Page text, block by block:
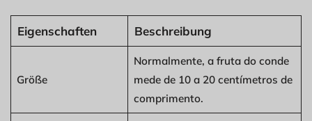
Eigenschaften Beschreibung
Größe
Normalmente, a fruta do conde
mede de 10 a 20 centímetros de
comprimento.